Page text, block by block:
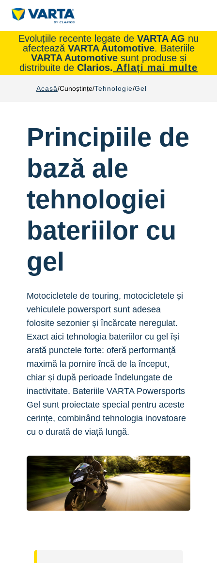
Evoluțiile recente legate de VARTA AG nu
afectează VARTA Automotive. Bateriile
VARTA Automotivesunt produse și
distribuite de Clarios. Aflați mai multe
Acasă Cunoștințe Tehnologie Gel
Principiile de
bază ale
tehnologiei
bateriilor cu
gel
Motocicletele de touring, motocicletele și
vehiculele powersport sunt adesea
folosite sezonier și încărcate neregulat.
Exact aici tehnologia bateriilor cu gel își
arată punctele forte: oferă performanță
maximă la pornire încă de la început,
chiar și după perioade îndelungate de
inactivitate. Bateriile VARTA Powersports
Gel sunt proiectate special pentru aceste
cerințe, combinând tehnologia inovatoare
cu o durată de viață lungă.